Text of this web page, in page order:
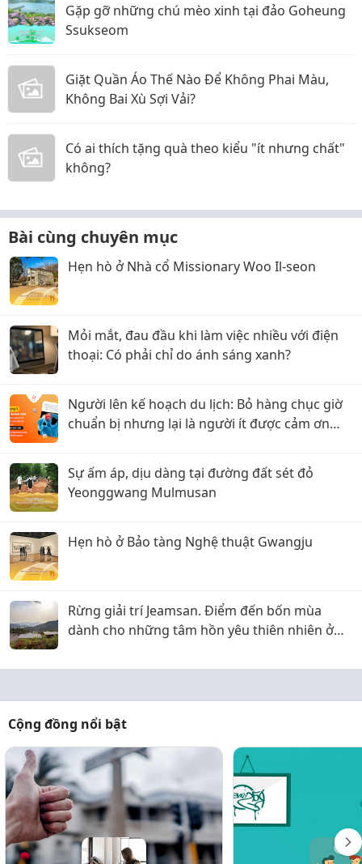
Gặp gỡ những chú mèo xinh tại đảo Goheung
Ssukseom
Giặt Quần Áo Thế Nào Để Không Phai Màu,
Không Bai Xù Sợi Vải?
Có ai thích tặng quà theo kiểu "ít nhưng chất"
không?
Bài cùng chuyên mục
Hẹn hò ở Nhà cổ Missionary Woo Il-seon
Mỏi mắt, đau đầu khi làm việc nhiều với điện
thoại: Có phải chỉ do ánh sáng xanh?
Người lên kế hoạch du lịch: Bỏ hàng chục giờ
chuẩn bị nhưng lại là người ít được cảm ơn
Sự ấm áp, dịu dàng tại đường đất sét đỏ
Yeonggwang Mulmusan
Hẹn hò ở Bảo tàng Nghệ thuật Gwangju
Rừng giải trí Jeamsan. Điểm đến bốn mùa
dành cho những tâm hồn yêu thiên nhiên ở
Cộng đồng nổi bật